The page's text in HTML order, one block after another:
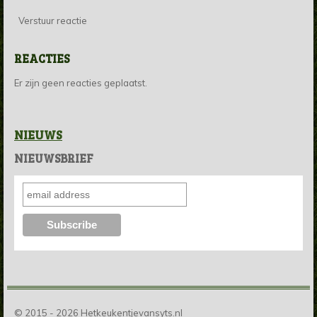
Verstuur reactie
REACTIES
Er zijn geen reacties geplaatst.
NIEUWS
NIEUWSBRIEF
© 2015 - 2026 Hetkeukentjevansyts.nl